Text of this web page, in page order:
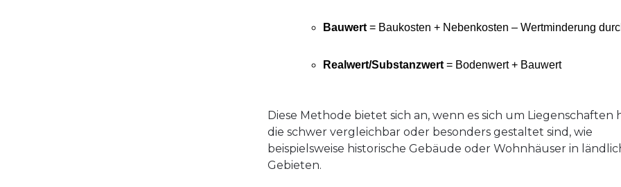
Bauwert = Baukosten + Nebenkosten – Wertminderung
Realwert/Substanzwert = Bodenwert + Bauwert
Diese Methode bietet sich an, wenn es sich um Liegenschaften
die schwer vergleichbar oder besonders gestaltet sind, wie
beispielsweise historische Gebäude oder Wohnhäuser in
Gebieten.